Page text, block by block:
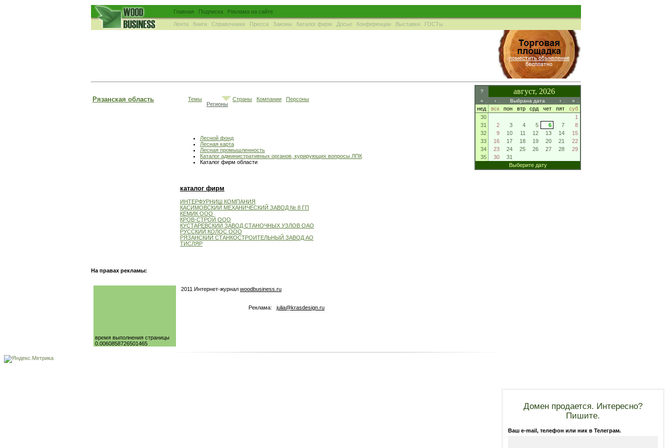
Главная Подписка Реклама на сайте
Лента Книги Справочники Пресса Законы Каталог фирм Досье Конференции Выставки ГОСТы
Рязанская область
Темы
Регионы
Страны Компании Персоны
Лесной фонд
Лесная карта
Лесная промышленность
Каталог административных органов, курирующих вопросы ЛПК
Каталог фирм области
каталог фирм
ИНТЕРФУРНИШ КОМПАНИЯ
КАСИМОВСКИЙ МЕХАНИЧЕСКИЙ ЗАВОД № 8 ГП
КЕМИК ООО
КРОВ-СТРОЙ ООО
КУСТАРЕВСКИЙ ЗАВОД СТАНОЧНЫХ УЗЛОВ ОАО
РУССКИЙ КОЛОС ООО
РЯЗАНСКИЙ СТАНКОСТРОИТЕЛЬНЫЙ ЗАВОД АО
ТИСЛЯР
? август, 2026
« ‹ Выбрана дата › »
нед вск пон втр срд чет пят
суб
30
1
31
2 3 4 5 6 7
8
32
9 10 11 12 13 14
15
33
16 17 18 19 20 21
22
34
23 24 25 26 27 28
29
35
30
31
Выберите дату
На правах рекламы:
время выполнения страницы
0.0060858726501465
2011 Интернет-журнал woodbusiness.ru
Реклама: julia@krasdesign.ru
Домен продается. Интересно?
Пишите.
Ваш e-mail, телефон или ник в Телеграм.